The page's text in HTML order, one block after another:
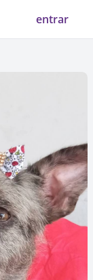
entrar